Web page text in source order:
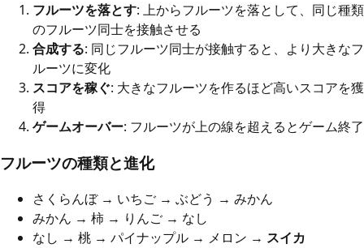
フルーツを落とす: 上からフルーツを落として、同じ種類
のフルーツ同士を接触させる
合成する: 同じフルーツ同士が接触すると、より大きなフ
ルーツに変化
スコアを稼ぐ: 大きなフルーツを作るほど高いスコアを獲
得
ゲームオーバー: フルーツが上の線を超えるとゲーム終了
フルーツの種類と進化
さくらんぼ → いちご → ぶどう → みかん
みかん → 柿 → りんご → なし
なし → 桃 → パイナップル → メロン → スイカ